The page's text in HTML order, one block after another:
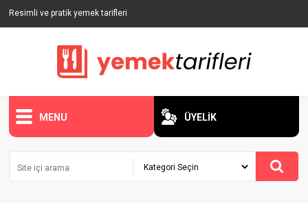
Resimli ve pratik yemek tarifleri
MENU ÜYELİK